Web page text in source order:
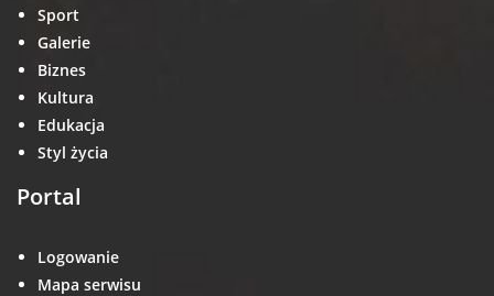
Sport
Galerie
Biznes
Kultura
Edukacja
Styl życia
Portal
Logowanie
Mapa serwisu